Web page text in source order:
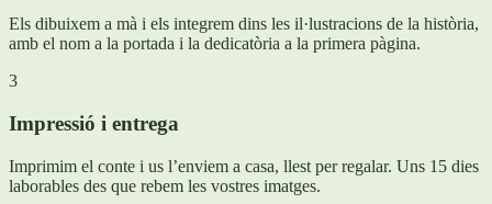
Els dibuixem a mà i els integrem dins les il·lustracions de la història,
amb el nom a la portada i la dedicatòria a la primera pàgina.
3
Impressió i entrega
Imprimim el conte i us l’enviem a casa, llest per regalar. Uns 15 dies
laborables des que rebem les vostres imatges.